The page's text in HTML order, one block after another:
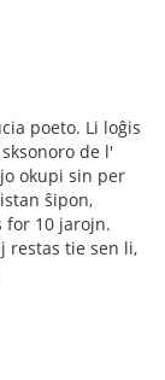
poeto. Li loĝis
de l'
okupi sin per
ŝipon,
for 10 jarojn.
restas tie sen li,